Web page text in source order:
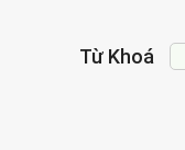
Từ Khoá